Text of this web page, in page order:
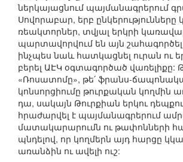
ներկայացնում պայմանագրերում
Սովորաբար, երբ ընկերությունները
ռեակտորներ, տվյալ երկրի
պարտավորվում են այն
ինչպես նաև հատկացնել ուրան ու
բերել ԱԷԿ օգտագործած վառելիքը:
«Ռոսատոմը», թե՛ ֆրանս-
կոնսորցիումը թուրքական կողմին
դա, սակայն Թուրքիան երկու
հրաժարվել է պայմանագրերում
մատակարարումն ու թափոնների
պնդելով, որ կողմերն այդ հարցը
առանձին ու ավելի ուշ: